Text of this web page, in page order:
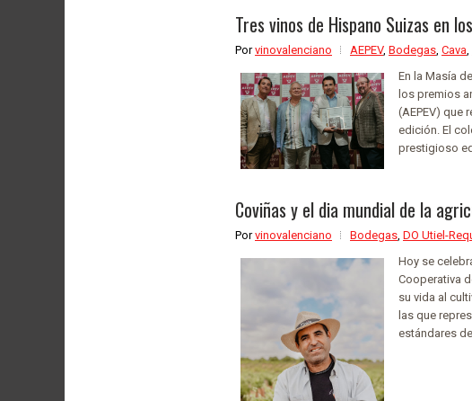
Tres vinos de Hispano Suizas en
Porvinovalenciano AEPEV, Bodegas, Cava,
En la Masía
los premios
(AEPEV) que
edición. El
prestigioso
Coviñas y el dia mundial de la
Porvinovalenciano Bodegas, DO Utiel-
Hoy se
Cooperativa
su vida al
las que
estándares